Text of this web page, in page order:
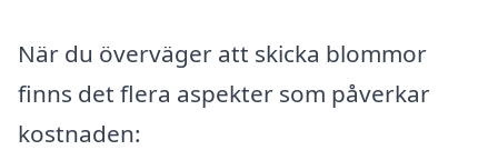
När du överväger att skicka blommor
finns det flera aspekter som påverkar
kostnaden: